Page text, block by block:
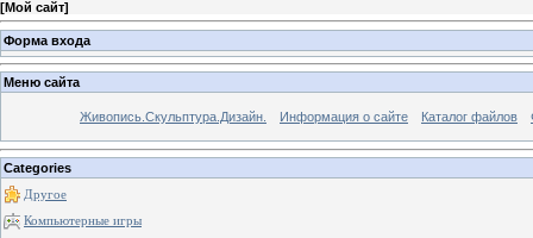
[Мой сайт]
Форма входа
Меню сайта
Живопись.Скульптура.Дизайн. Информация о сайте Каталог файлов
Categories
Другое
Компьютерные игры